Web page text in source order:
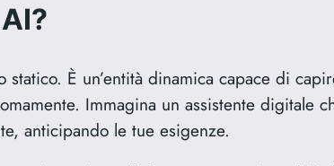
È un’entità dinamica capace di
Immagina un assistente digitale
anticipando le tue esigenze.